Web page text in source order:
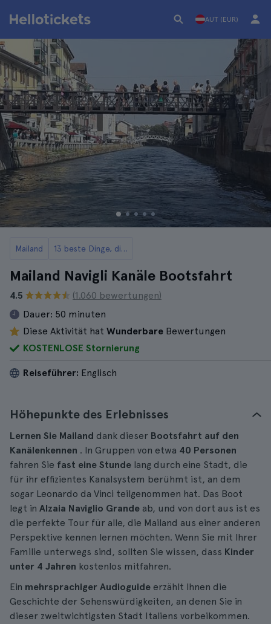
AUT (EUR)
Mailand 13 beste Dinge, die man in Mailand tun kann
Mailand Navigli Kanäle Bootsfahrt
4.5
(1.060 bewertungen)
Dauer: 50 minuten
Diese Aktivität hat Wunderbare Bewertungen
KOSTENLOSE Stornierung
Reiseführer: Englisch
Höhepunkte des Erlebnisses
Lernen Sie Mailand dank dieser Bootsfahrt auf den
Kanälenkennen . In Gruppen von etwa 40 Personen
fahren Sie fast eine Stunde lang durch eine Stadt, die
für ihr effizientes Kanalsystem berühmt ist, an dem
sogar Leonardo da Vinci teilgenommen hat. Das Boot
legt in Alzaia Naviglio Grande ab, und von dort aus ist es
die perfekte Tour für alle, die Mailand aus einer anderen
Perspektive kennen lernen möchten. Wenn Sie mit Ihrer
Familie unterwegs sind, sollten Sie wissen, dass Kinder
unter 4 Jahren kostenlos mitfahren.
Ein mehrsprachiger Audioguide erzählt Ihnen die
Geschichte der Sehenswürdigkeiten, an denen Sie in
dieser zweitwichtigsten Stadt Italiens vorbeikommen.